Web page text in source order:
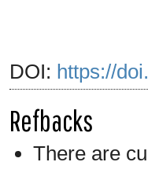
DOI: https://
Refbacks
There are